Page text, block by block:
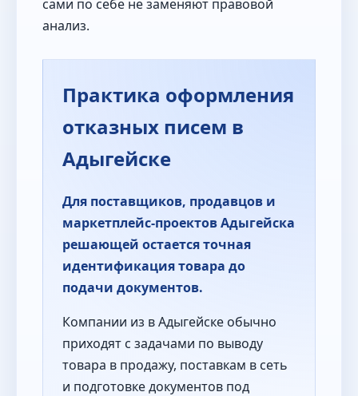
сами по себе не заменяют правовой
анализ.
Практика оформления
отказных писем в
Адыгейске
Для поставщиков, продавцов и
маркетплейс-проектов Адыгейска
решающей остается точная
идентификация товара до
подачи документов.
Компании из в Адыгейске обычно
приходят с задачами по выводу
товара в продажу, поставкам в сеть
и подготовке документов под